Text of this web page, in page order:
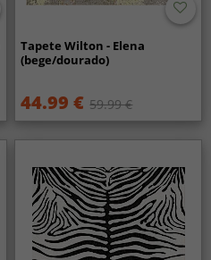
Tapete Wilton - Elena
(bege/dourado)
44.99 € 59.99 €